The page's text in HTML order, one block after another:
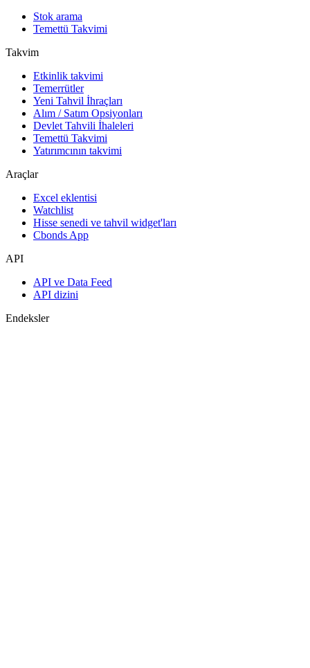
Stok arama
Temettü Takvimi
Takvim
Etkinlik takvimi
Temerrütler
Yeni Tahvil İhraçları
Alım / Satım Opsiyonları
Devlet Tahvili İhaleleri
Temettü Takvimi
Yatırımcının takvimi
Araçlar
Excel eklentisi
Watchlist
Hisse senedi ve tahvil widget'ları
Cbonds App
API
API ve Data Feed
API dizini
Endeksler